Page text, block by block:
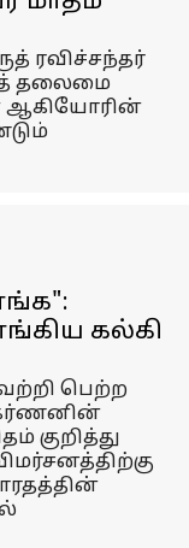
ரவிச்சந்தர்
தலைமை
ஆகியோரின்
கல்கி
பெற்ற
கர்ணனின்
குறித்து